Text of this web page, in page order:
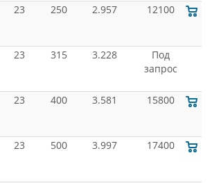
23 250 2.957 12100
23 315 3.228
Под
запрос
23 400 3.581 15800
23 500 3.997 17400